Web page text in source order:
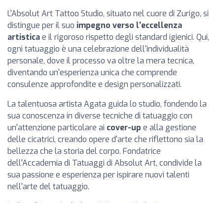
L'Absolut Art Tattoo Studio, situato nel cuore di Zurigo, si
distingue per il suo impegno verso l'eccellenza
artisticae il rigoroso rispetto degli standard igienici. Qui,
ogni tatuaggio è una celebrazione dell'individualità
personale, dove il processo va oltre la mera tecnica,
diventando un'esperienza unica che comprende
consulenze approfondite e design personalizzati.
La talentuosa artista Agata guida lo studio, fondendo la
sua conoscenza in diverse tecniche di tatuaggio con
un'attenzione particolare ai cover-up e alla gestione
delle cicatrici, creando opere d'arte che riflettono sia la
bellezza che la storia del corpo. Fondatrice
dell'Accademia di Tatuaggi di Absolut Art, condivide la
sua passione e esperienza per ispirare nuovi talenti
nell'arte del tatuaggio.